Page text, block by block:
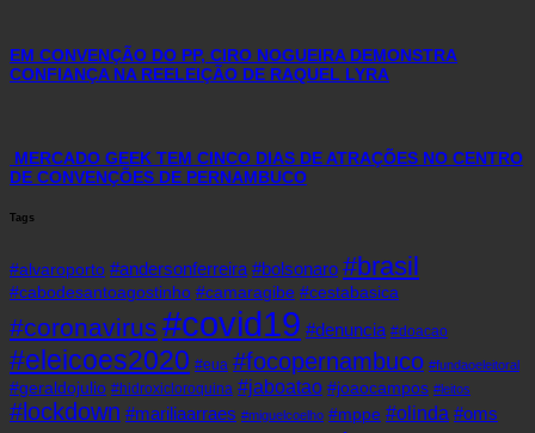
EM CONVENÇÃO DO PP, CIRO NOGUEIRA DEMONSTRA
CONFIANÇA NA REELEIÇÃO DE RAQUEL LYRA
MERCADO GEEK TEM CINCO DIAS DE ATRAÇÕES NO CENTRO
DE CONVENÇÕES DE PERNAMBUCO
Tags
#alvaroporto #andersonferreira #bolsonaro #brasil
#cabodesantoagostinho #camaragibe #cestabasica
#coronavirus #covid19 #denuncia #doacao
#eleicoes2020 #eua #focopernambuco #fundaoeleitoral
#geraldojulio #hidroxicloroquina #jaboatao #joaocampos #leitos
#lockdown #mariliaarraes #miguelcoelho #mppe #olinda #oms